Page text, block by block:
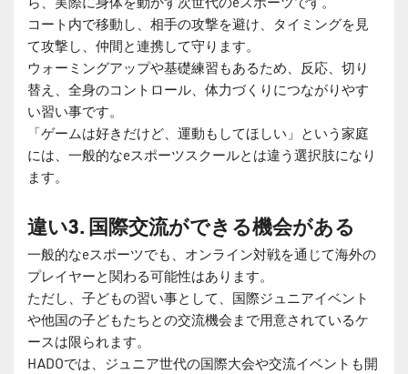
コート内で移動し、相手の攻撃を避け、タイミングを見
て攻撃し、仲間と連携して守ります。
ウォーミングアップや基礎練習もあるため、反応、切り
替え、全身のコントロール、体力づくりにつながりやす
い習い事です。
「ゲームは好きだけど、運動もしてほしい」という家庭
には、一般的なeスポーツスクールとは違う選択肢になり
ます。
違い3. 国際交流ができる機会がある
一般的なeスポーツでも、オンライン対戦を通じて海外の
プレイヤーと関わる可能性はあります。
ただし、子どもの習い事として、国際ジュニアイベント
や他国の子どもたちとの交流機会まで用意されているケ
ースは限られます。
HADOでは、ジュニア世代の国際大会や交流イベントも開